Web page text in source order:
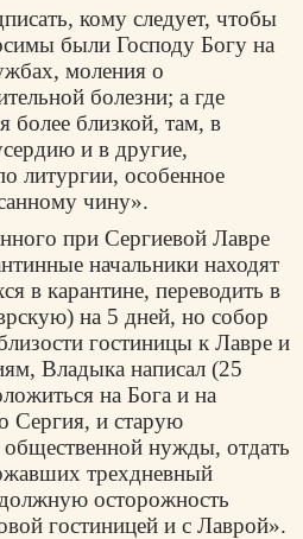
кому следует, чтобы
были Господу Богу на
моления о
болезни; а где
более близкой, там, в
и в другие,
литургии, особенное
чину».
при Сергиевой Лавре
начальники находят
в карантине, переводить в
на 5 дней, но собор
гостиницы к Лавре и
Владыка написал (25
на Бога и на
Сергия, и старую
общественной нужды, отдать
трехдневный
осторожность
гостиницей и с Лаврой».